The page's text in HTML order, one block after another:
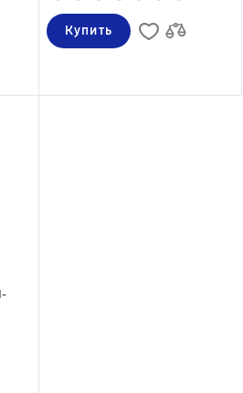
Купить